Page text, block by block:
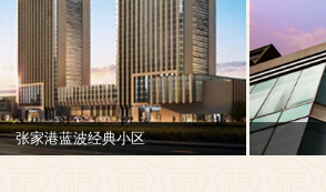
张家港蓝波经典小区